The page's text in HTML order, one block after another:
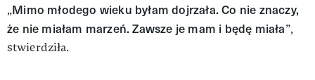
„Mimo młodego wieku byłam dojrzała. Co nie znaczy,
że nie miałam marzeń. Zawsze je mam i będę miała”,
stwierdziła.